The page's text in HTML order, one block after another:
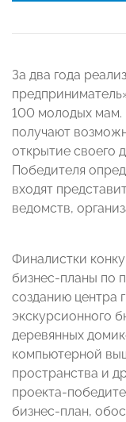
За два года
100 молодых мам.
получают
открытие своего
Победителя
входят
ведомств,
Финалистки
бизнес-планы по
созданию центра
экскурсионного
деревянных
компьютерной
пространства и
проекта-
бизнес-план,